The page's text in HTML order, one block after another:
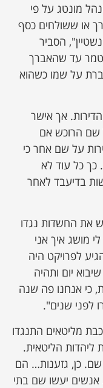
מונטג על פי
או ששולחים כסף
הסביר
עד שהאברך
על שמו כשהוא
אך אישר
שם הרוכש אם
על שם אחר כי
כך כל עוד לא
בדיעבד לאחר
הכחיש את החשדות נגדו
מושג איך אני
לפרויקט היה
יום ותהיה
כי אנחנו פה שנה
לפני שנים".
מליטאים התנגדו
ליהדות הליטאית.
כן, גזענות… הם
יעשו שם בתי